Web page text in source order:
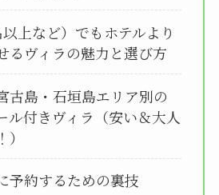
上など）でもホテルより
るヴィラの魅力と選び方
古島・石垣島エリア別の
ル付きヴィラ（安い＆大人
予約するための裏技